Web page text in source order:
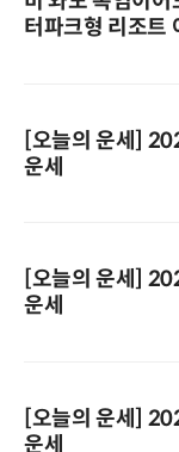
터파크형 리조트
[오늘의 운세]
운세
[오늘의 운세]
운세
[오늘의 운세]
운세